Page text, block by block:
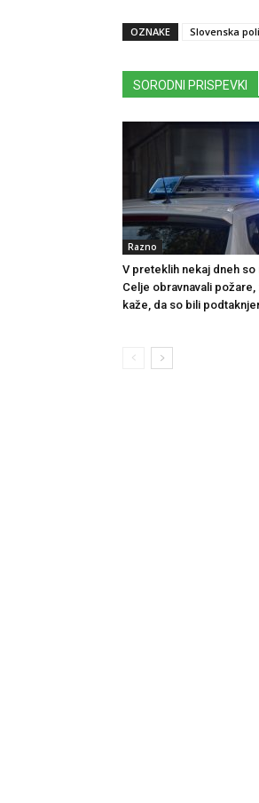
OZNAKE Slovenska
SORODNI PRISPEVKI
Razno
V preteklih nekaj dneh so
Celje obravnavali
kaže, da so bili